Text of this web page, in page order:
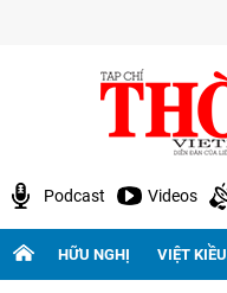
Podcast Videos
HỮU NGHỊ VIỆT KIỀU